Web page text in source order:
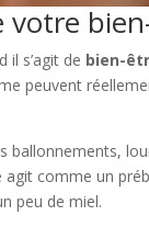
votre
il s’agit de bien-
peuvent
comme un
peu de miel.